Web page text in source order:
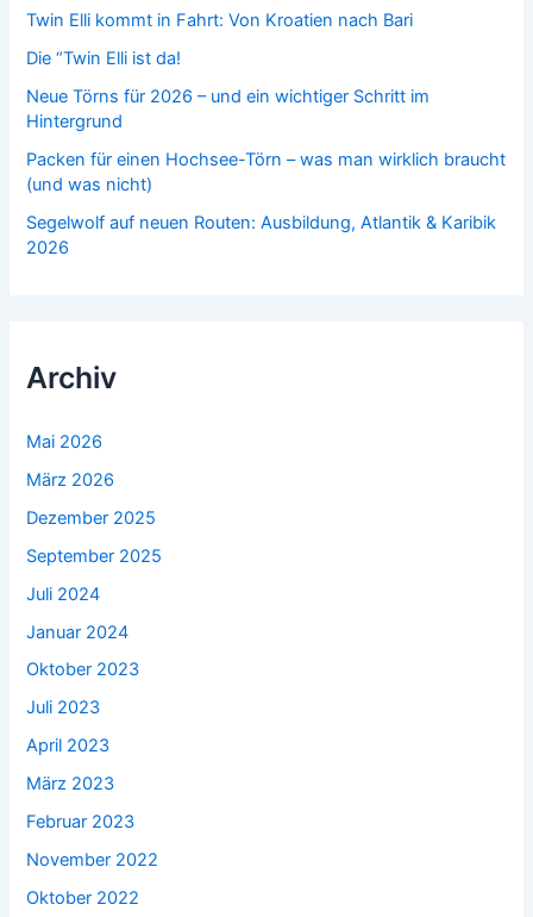
h
Twin Elli kommt in Fahrt: Von Kroatien nach Bari
Die “Twin Elli ist da!
Neue Törns für 2026 – und ein wichtiger Schritt im
Hintergrund
Packen für einen Hochsee-Törn – was man wirklich braucht
(und was nicht)
Segelwolf auf neuen Routen: Ausbildung, Atlantik & Karibik
2026
Archiv
Mai 2026
März 2026
Dezember 2025
September 2025
Juli 2024
Januar 2024
Oktober 2023
Juli 2023
April 2023
März 2023
Februar 2023
November 2022
Oktober 2022